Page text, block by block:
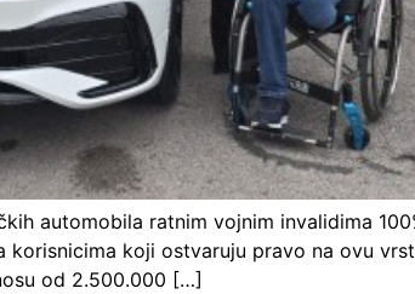
automobila ratnim vojnim invalidima
koji ostvaruju pravo na ovu
od 2.500.000 […]